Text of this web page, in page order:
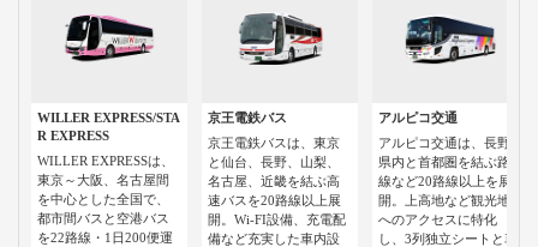
WILLER EXPRESS/STA
R EXPRESS
WILLER EXPRESSは、
東京～大阪、名古屋間
を中心とした全国で、
都市間バスと空港バス
を22路線・1日200便運
京王電鉄バス
京王電鉄バスは、東京
と仙台、長野、山梨、
名古屋、近畿を結ぶ高
速バスを20路線以上展
開。Wi-FI設備、充電配
備など充実した車内設
アルピコ交通
アルピコ交通は、長野
県内と首都圏を結ぶ路
線など20路線以上を展
開。上高地など観光地
へのアクセスに特化
し、3列独立シートと車